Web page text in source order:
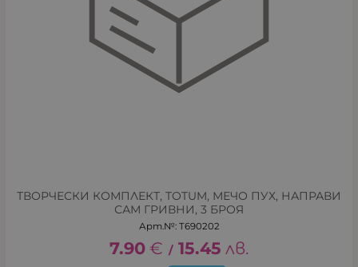
ТВОРЧЕСКИ КОМПЛЕКТ, TOTUM, МЕЧО ПУХ, НАПРАВИ
САМ ГРИВНИ, 3 БРОЯ
Арт.№: T690202
7.90 € / 15.45 лв.